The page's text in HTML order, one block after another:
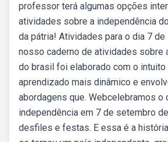
professor terá algumas opções
atividades sobre a independência
da pátria! Atividades para o dia 7
nosso caderno de atividades sobre
do brasil foi elaborado com o intuito
aprendizado mais dinâmico e
abordagens que. Webcelebramos o
independência em 7 de setembro
desfiles e festas. E essa é a